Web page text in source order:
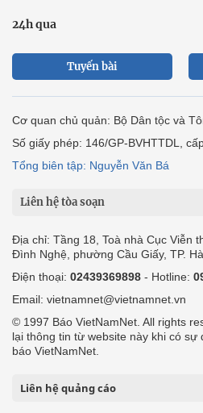
24h qua
Tuyến bài
Cơ quan chủ quản: Bộ Dân tộc và
Số giấy phép: 146/GP-BVHTTDL,
Tổng biên tập: Nguyễn Văn Bá
Liên hệ tòa soạn
Địa chỉ: Tầng 18, Toà nhà Cục Viễn
Đình Nghệ, phường Cầu Giấy, TP. Hà
Điện thoại: 02439369898 - Hotline:
Email: vietnamnet@vietnamnet.vn
© 1997 Báo VietNamNet. All rights
lại thông tin từ website này khi có sự
báo VietNamNet.
Liên hệ quảng cáo